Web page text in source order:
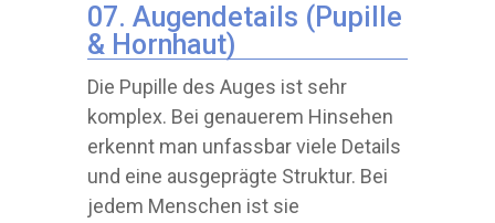
07. Augendetails (Pupille
& Hornhaut)
Die Pupille des Auges ist sehr
komplex. Bei genauerem Hinsehen
erkennt man unfassbar viele Details
und eine ausgeprägte Struktur. Bei
jedem Menschen ist sie